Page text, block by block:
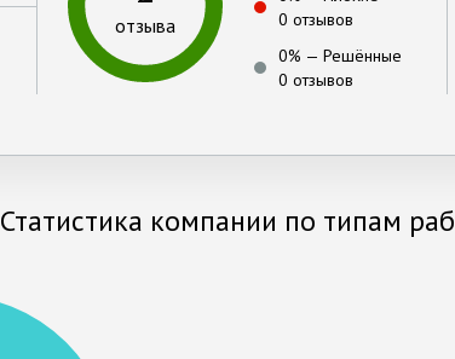
отзыва
0 отзывов
0% — Решённые
0 отзывов
Статистика компании по типам